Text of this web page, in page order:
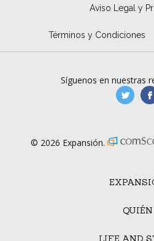
Aviso Legal y
Términos y Condiciones
QUIÉN
LIFE AND
Síguenos en nuestras
© 2026 Expansión.